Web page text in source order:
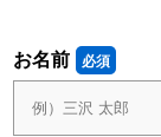
お名前 必須